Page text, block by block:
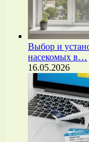
Выбор и
насекомых в…
16.05.2026